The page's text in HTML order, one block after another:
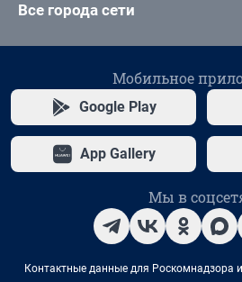
Все города сети
Мобильное
Google Play
App Gallery
Мы в
Контактные данные для Роскомнадзора